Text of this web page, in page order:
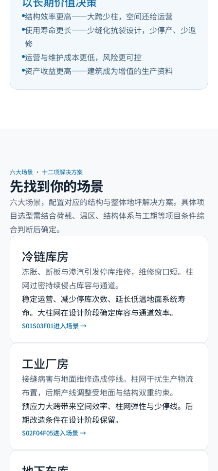
结构效率更高——大跨少柱，空间还给运营
使用寿命更长——少缝化抗裂设计，少停产、少返
修
运营与维护成本更低，风险更可控
资产收益更高——建筑成为增值的生产资料
六大场景 · 十二项解决方案
先找到你的场景
六大场景，配置对应的结构与整体地坪解决方案。具体项
目选型需结合荷载、温区、结构体系与工期等项目条件综
合判断后确定。
冷链库房
冻胀、断板与渗汽引发停库维修，维修窗口短。柱
网过密持续侵占库容与通道。
稳定运营、减少停库次数、延长低温地面系统寿
命。大柱网在设计阶段确定库容与通道效率。
S01S03F01进入场景 →
工业厂房
接缝病害与地面维修造成停线。柱网干扰生产物流
布置，后期产线调整受地面与结构双重约束。
预应力大跨带来空间效率、柱网弹性与少停线。后
期改造条件在设计阶段保留。
S02F04F05进入场景 →